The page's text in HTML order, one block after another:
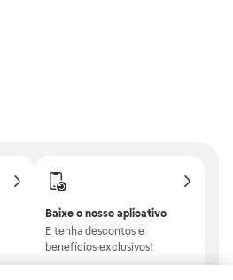
Baixe o nosso aplicativo
E tenha descontos e
benefícios exclusivos!